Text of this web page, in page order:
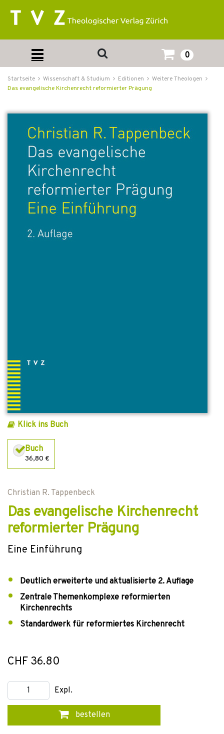
0
Startseite Wissenschaft & Studium Editionen
Weitere Theologen
Das evangelische Kirchenrecht reformierter Prägung
Klick ins Buch
Buch
36,80 €
Christian R. Tappenbeck
Das evangelische Kirchenrecht
reformierter Prägung
Eine Einführung
Deutlich erweiterte und aktualisierte 2. Auflage
Zentrale Themenkomplexe reformierten
Kirchenrechts
Standardwerk für reformiertes Kirchenrecht
CHF 36.80
Expl.
bestellen